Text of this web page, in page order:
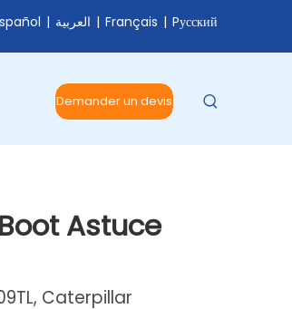
| العربية | Français | Pусский
Demander un devis
Astuce
Caterpillar